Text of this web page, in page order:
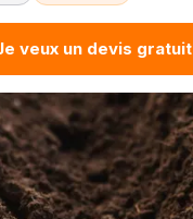
veux un devis gratuit